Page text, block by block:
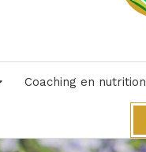
Coaching en nutrition